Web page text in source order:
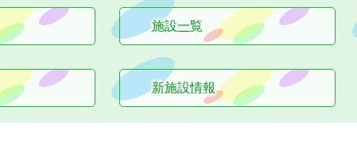
施設一覧
新施設情報